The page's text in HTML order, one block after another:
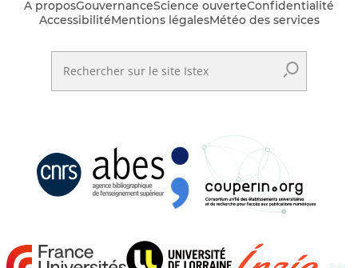
A proposGouvernanceScience ouverteConfidentialité
AccessibilitéMentions légalesMétéo des services